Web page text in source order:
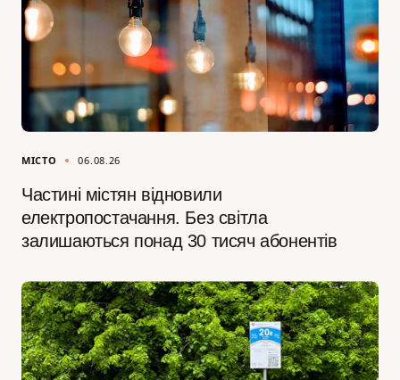
МІСТО 06.08.26
Частині містян відновили
електропостачання. Без світла
залишаються понад 30 тисяч абонентів